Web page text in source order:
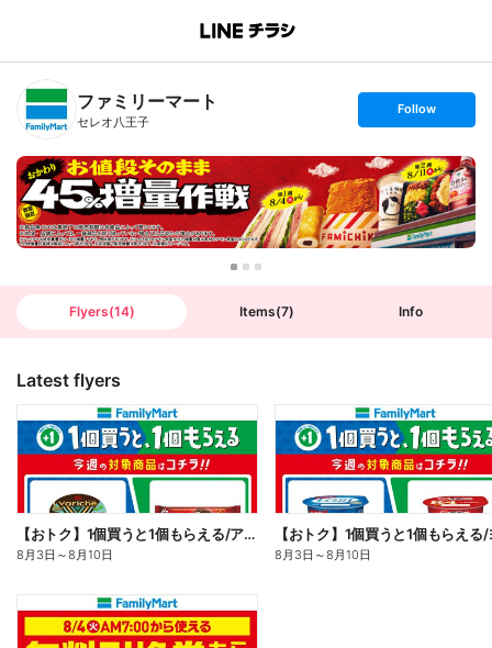
B
n
T
ファミリーマート
セレオ八王子
s
t
o
l
l
o
w
Follow
Flyers(14) Items(7) Info
Latest flyers
【おトク】1個買うと1個もらえる/アイス
8月3日 ～8月10日 8月3日 ～8月10日